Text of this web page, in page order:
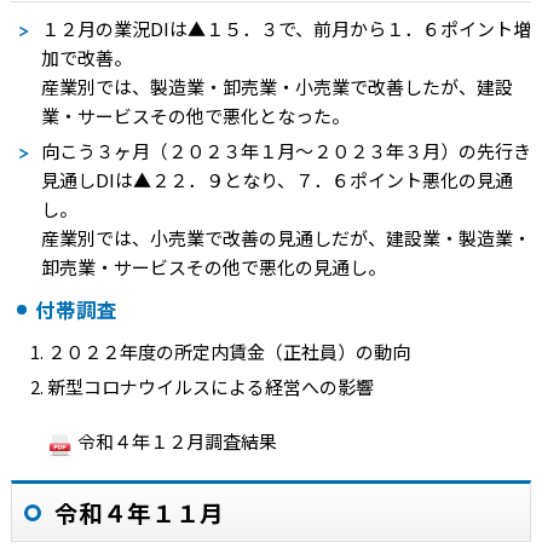
１２月の業況DIは▲１５．３で、前月から１．６ポイント増
加で改善。
産業別では、製造業・卸売業・小売業で改善したが、建設
業・サービスその他で悪化となった。
向こう３ヶ月（２０２３年１月～２０２３年３月）の先行き
見通しDIは▲２２．９ となり、７．６ポイント悪化の見通
し。
産業別では、小売業で改善の見通しだが、建設業・製造業・
卸売業・サービスその他で悪化の見通し。
付帯調査
２０２２年度の所定内賃金（正社員）の動向
新型コロナウイルスによる経営への影響
令和４年１２月調査結果
令和４年１１月